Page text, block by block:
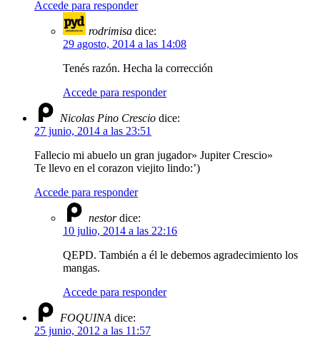
Accede para responder
rodrimisa dice:
29 agosto, 2014 a las 14:08
Tenés razón. Hecha la corrección
Accede para responder
Nicolas Pino Crescio dice:
27 junio, 2014 a las 23:51
Fallecio mi abuelo un gran jugador» Jupiter Crescio»
Te llevo en el corazon viejito lindo:’)
Accede para responder
nestor dice:
10 julio, 2014 a las 22:16
QEPD. También a él le debemos agradecimiento los
mangas.
Accede para responder
FOQUINA dice:
25 junio, 2012 a las 11:57